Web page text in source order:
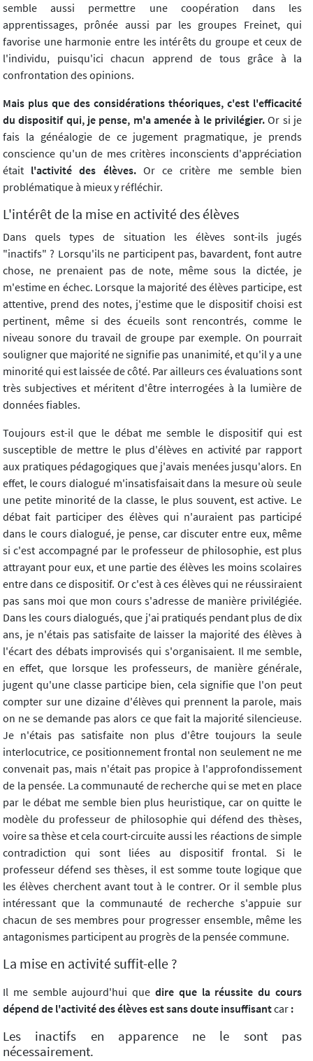
semble aussi permettre une coopération dans les
apprentissages, prônée aussi par les groupes Freinet, qui
favorise une harmonie entre les intérêts du groupe et ceux de
l'individu, puisqu'ici chacun apprend de tous grâce à la
confrontation des opinions.
Mais plus que des considérations théoriques, c'est l'efficacité
du dispositif qui, je pense, m'a amenée à le privilégier.Or si je
fais la généalogie de ce jugement pragmatique, je prends
conscience qu'un de mes critères inconscients d'appréciation
était l'activité des élèves. Or ce critère me semble bien
problématique à mieux y réfléchir.
L'intérêt de la mise en activité des élèves
Dans quels types de situation les élèves sont-ils jugés
"inactifs" ? Lorsqu'ils ne participent pas, bavardent, font autre
chose, ne prenaient pas de note, même sous la dictée, je
m'estime en échec. Lorsque la majorité des élèves participe, est
attentive, prend des notes, j'estime que le dispositif choisi est
pertinent, même si des écueils sont rencontrés, comme le
niveau sonore du travail de groupe par exemple. On pourrait
souligner que majorité ne signifie pas unanimité, et qu'il y a une
minorité qui est laissée de côté. Par ailleurs ces évaluations sont
très subjectives et méritent d'être interrogées à la lumière de
données fiables.
Toujours est-il que le débat me semble le dispositif qui est
susceptible de mettre le plus d'élèves en activité par rapport
aux pratiques pédagogiques que j'avais menées jusqu'alors. En
effet, le cours dialogué m'insatisfaisait dans la mesure où seule
une petite minorité de la classe, le plus souvent, est active. Le
débat fait participer des élèves qui n'auraient pas participé
dans le cours dialogué, je pense, car discuter entre eux, même
si c'est accompagné par le professeur de philosophie, est plus
attrayant pour eux, et une partie des élèves les moins scolaires
entre dans ce dispositif. Or c'est à ces élèves qui ne réussiraient
pas sans moi que mon cours s'adresse de manière privilégiée.
Dans les cours dialogués, que j'ai pratiqués pendant plus de dix
ans, je n'étais pas satisfaite de laisser la majorité des élèves à
l'écart des débats improvisés qui s'organisaient. Il me semble,
en effet, que lorsque les professeurs, de manière générale,
jugent qu'une classe participe bien, cela signifie que l'on peut
compter sur une dizaine d'élèves qui prennent la parole, mais
on ne se demande pas alors ce que fait la majorité silencieuse.
Je n'étais pas satisfaite non plus d'être toujours la seule
interlocutrice, ce positionnement frontal non seulement ne me
convenait pas, mais n'était pas propice à l'approfondissement
de la pensée. La communauté de recherche qui se met en place
par le débat me semble bien plus heuristique, car on quitte le
modèle du professeur de philosophie qui défend des thèses,
voire sa thèse et cela court-circuite aussi les réactions de simple
contradiction qui sont liées au dispositif frontal. Si le
professeur défend ses thèses, il est somme toute logique que
les élèves cherchent avant tout à le contrer. Or il semble plus
intéressant que la communauté de recherche s'appuie sur
chacun de ses membres pour progresser ensemble, même les
antagonismes participent au progrès de la pensée commune.
La mise en activité suffit-elle ?
Il me semble aujourd'hui que dire que la réussite du cours
dépend de l'activité des élèves est sans doute insuffisantcar :
Les inactifs en apparence ne le sont pas
nécessairement.